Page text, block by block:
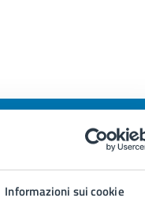
Informazioni sui cookie